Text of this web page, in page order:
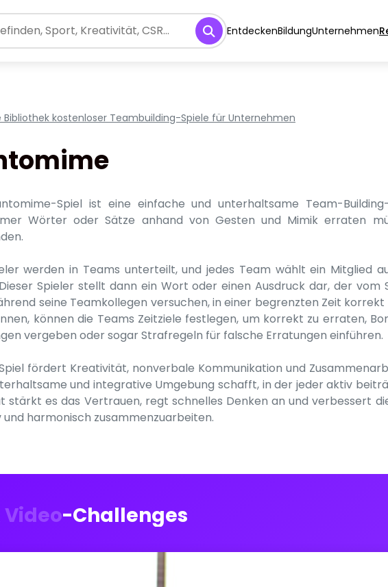
EntdeckenBildungUnternehmen
Bibliothek kostenloser Teambuilding-Spiele für Unternehmen
Spiel ist eine einfache und unterhaltsame Team-
Wörter oder Sätze anhand von Gesten und Mimik erraten
werden in Teams unterteilt, und jedes Team wählt ein Mitglied
Spieler stellt dann ein Wort oder einen Ausdruck dar, der vom
seine Teamkollegen versuchen, in einer begrenzten Zeit
können die Teams Zeitziele festlegen, um korrekt zu erraten,
vergeben oder sogar Strafregeln für falsche Erratungen einführen.
fördert Kreativität, nonverbale Kommunikation und
und integrative Umgebung schafft, in der jeder aktiv
stärkt es das Vertrauen, regt schnelles Denken an und verbessert
harmonisch zusammenzuarbeiten.
-Challenges